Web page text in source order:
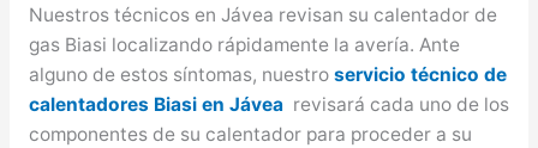
Nuestros técnicos en Jávea revisan su calentador de
gas Biasi localizando rápidamente la avería. Ante
alguno de estos síntomas, nuestro servicio técnico de
calentadores Biasi en Jávea revisará cada uno de los
componentes de su calentador para proceder a su